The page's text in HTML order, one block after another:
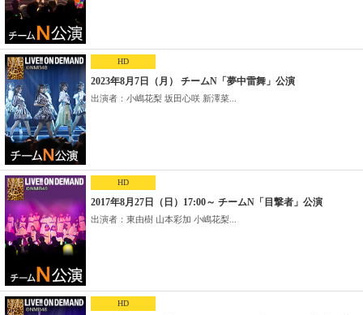
HD
2023年8月7日（月） チームN「夢中雷舞」公演
出演者：小嶋花梨 坂田心咲 新澤菜...
HD
2017年8月27日（日）17:00～ チームN「目撃者」公演
出演者：東由樹 山本彩加 小嶋花梨...
HD